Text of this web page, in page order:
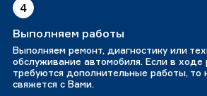
4
Выполняем работы
Выполняем ремонт, диагностику или
обслуживание автомобиля. Если в ходе
требуются дополнительные работы,
свяжется с Вами.